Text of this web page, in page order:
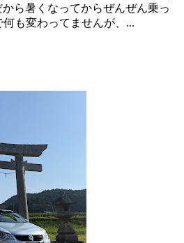
ら暑くなってからぜんぜん乗っ
も変わってませんが、...